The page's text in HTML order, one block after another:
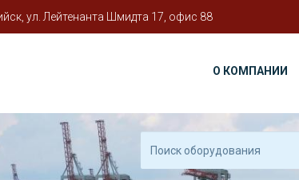
ул. Лейтенанта Шмидта 17, офис 88
О КОМПАНИИ